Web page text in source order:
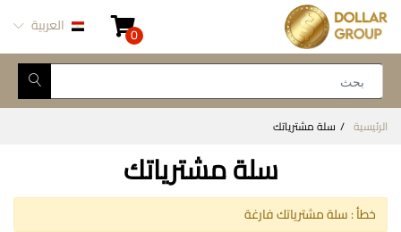
0 العربية
الرئيسية سلة مشترياتك
سلة مشترياتك
خطأ : سلة مشترياتك فارغة